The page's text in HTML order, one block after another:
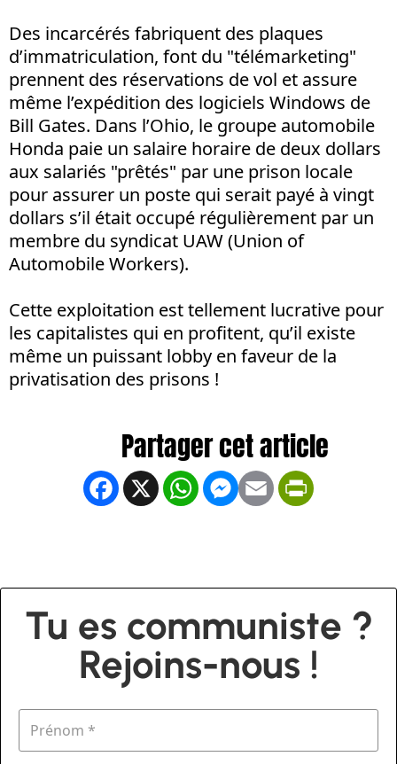
Des incarcérés fabriquent des plaques
d’immatriculation, font du "télémarketing"
prennent des réservations de vol et assure
même l’expédition des logiciels Windows de
Bill Gates. Dans l’Ohio, le groupe automobile
Honda paie un salaire horaire de deux dollars
aux salariés "prêtés" par une prison locale
pour assurer un poste qui serait payé à vingt
dollars s’il était occupé régulièrement par un
membre du syndicat UAW (Union of
Automobile Workers).
Cette exploitation est tellement lucrative pour
les capitalistes qui en profitent, qu’il existe
même un puissant lobby en faveur de la
privatisation des prisons !
Facebook
X WhatsApp
Messenger
Email
Tu es communiste ?
Rejoins-nous !